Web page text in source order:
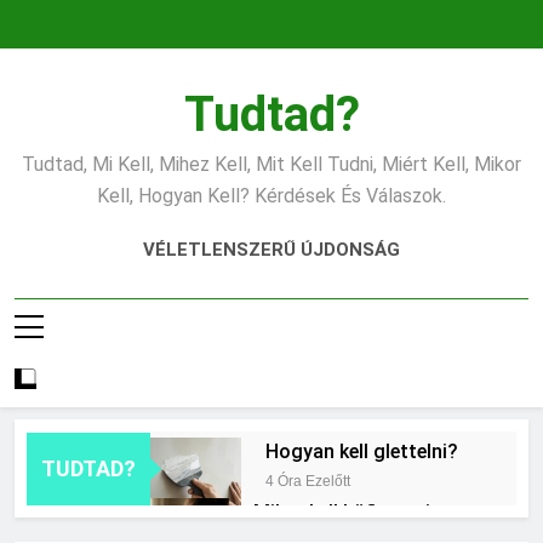
Tudtad?
Tudtad, Mi Kell, Mihez Kell, Mit Kell Tudni, Miért Kell, Mikor
Kell, Hogyan Kell? Kérdések És Válaszok.
VÉLETLENSZERŰ ÚJDONSÁG
TUDTAD?
Hogyan kell glettelni?
4 Óra Ezelőtt
Mikor kell büfiztetni a